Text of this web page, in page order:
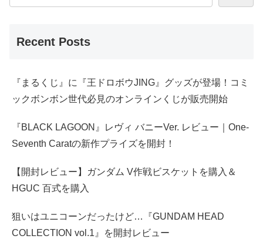
Recent Posts
『まるくじ』に『王ドロボウJING』グッズが登場！コミ
ックボンボン世代必見のオンラインくじが販売開始
『BLACK LAGOON』レヴィ バニーVer. レビュー｜One-
Seventh Caratの新作プライズを開封！
【開封レビュー】ガンダム V作戦ビスケットを購入＆
HGUC 百式を購入
狙いはユニコーンだったけど…『GUNDAM HEAD
COLLECTION vol.1』を開封レビュー